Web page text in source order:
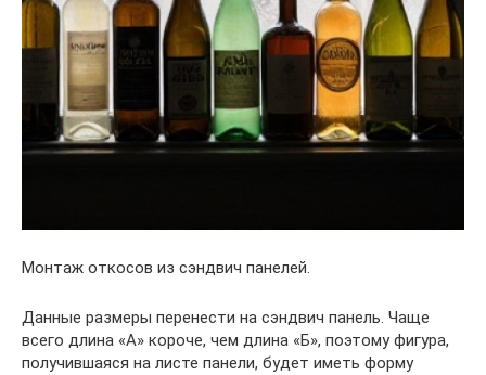
Монтаж откосов из сэндвич панелей.
Данные размеры перенести на сэндвич панель. Чаще
всего длина «А» короче, чем длина «Б», поэтому фигура,
получившаяся на листе панели, будет иметь форму